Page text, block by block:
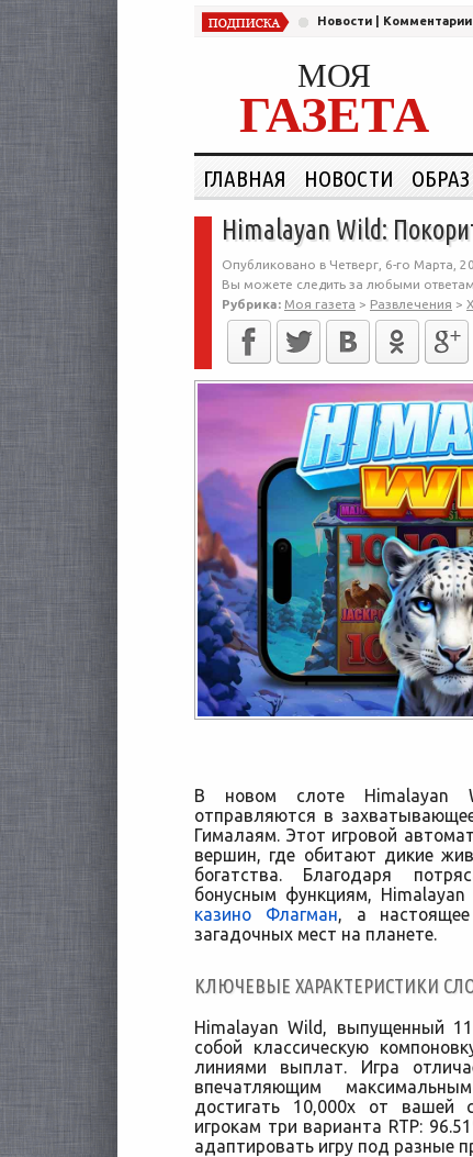
Новости Комментарии
МОЯ
ГАЗЕТА
ГЛАВНАЯ НОВОСТИ
Himalayan Wild:
Опубликовано в Четверг, 6-го Марта,
Вы можете следить за любыми
Рубрика: Моя газета > Развлечения >
В новом слоте Himalayan
отправляются в
Гималаям. Этот игровой
вершин, где обитают дикие
богатства. Благодаря
бонусным функциям,
казино Флагман, а
загадочных мест на планете.
КЛЮЧЕВЫЕ ХАРАКТЕРИСТИКИ
Himalayan Wild, выпущенный
собой классическую
линиями выплат. Игра
впечатляющим
достигать 10,000x от вашей
игрокам три варианта RTP:
адаптировать игру под разные